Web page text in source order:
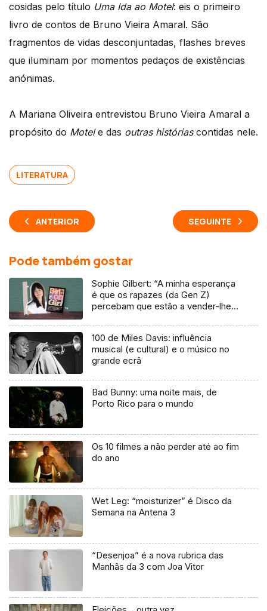
cosidas pelo título Uma Ida ao Motel: eis o primeiro
livro de contos de Bruno Vieira Amaral. São
fragmentos de vidas desconjuntadas, flashes breves
que iluminam por momentos pedaços de existências
anónimas.
A Mariana Oliveira entrevistou Bruno Vieira Amaral a
propósito do Motele das outras históriascontidas nele.
LITERATURA
ANTERIOR SEGUINTE
Pode também gostar
Sophie Gilbert: “A minha esperança
é que os rapazes (da Gen Z)
percebam que estão a vender-lhes
100 de Miles Davis: influência
musical (e cultural) e o músico no
grande ecrã
Bad Bunny: uma noite mais, de
Porto Rico para o mundo
Os 10 filmes a não perder até ao fim
do ano
Wet Leg: “moisturizer” é Disco da
Semana na Antena 3
“Desenjoa” é a nova rubrica das
Manhãs da 3 com Joa Vitor